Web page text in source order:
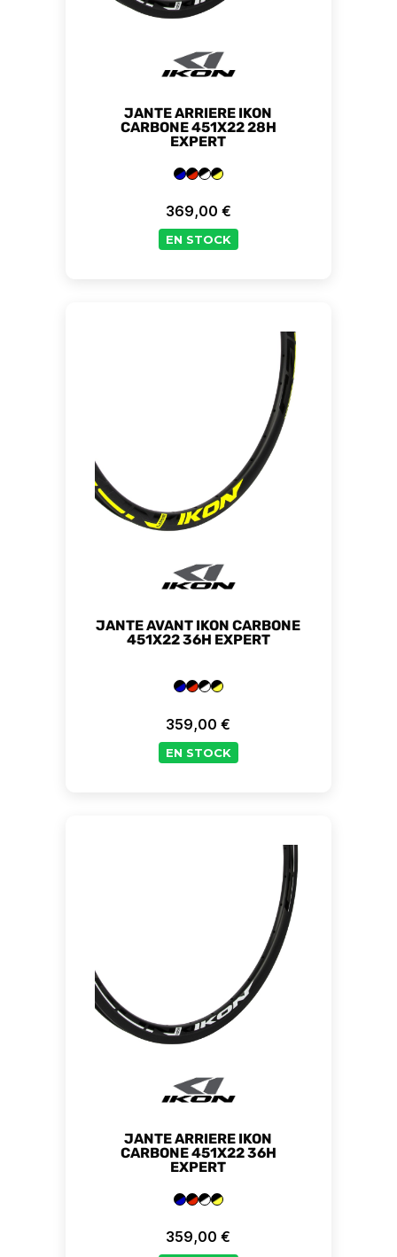
JANTE ARRIERE IKON
CARBONE 451X22 28H
EXPERT
Prix
369,00 €
EN STOCK
JANTE AVANT IKON CARBONE
451X22 36H EXPERT
Prix
359,00 €
EN STOCK
JANTE ARRIERE IKON
CARBONE 451X22 36H
EXPERT
Prix
359,00 €